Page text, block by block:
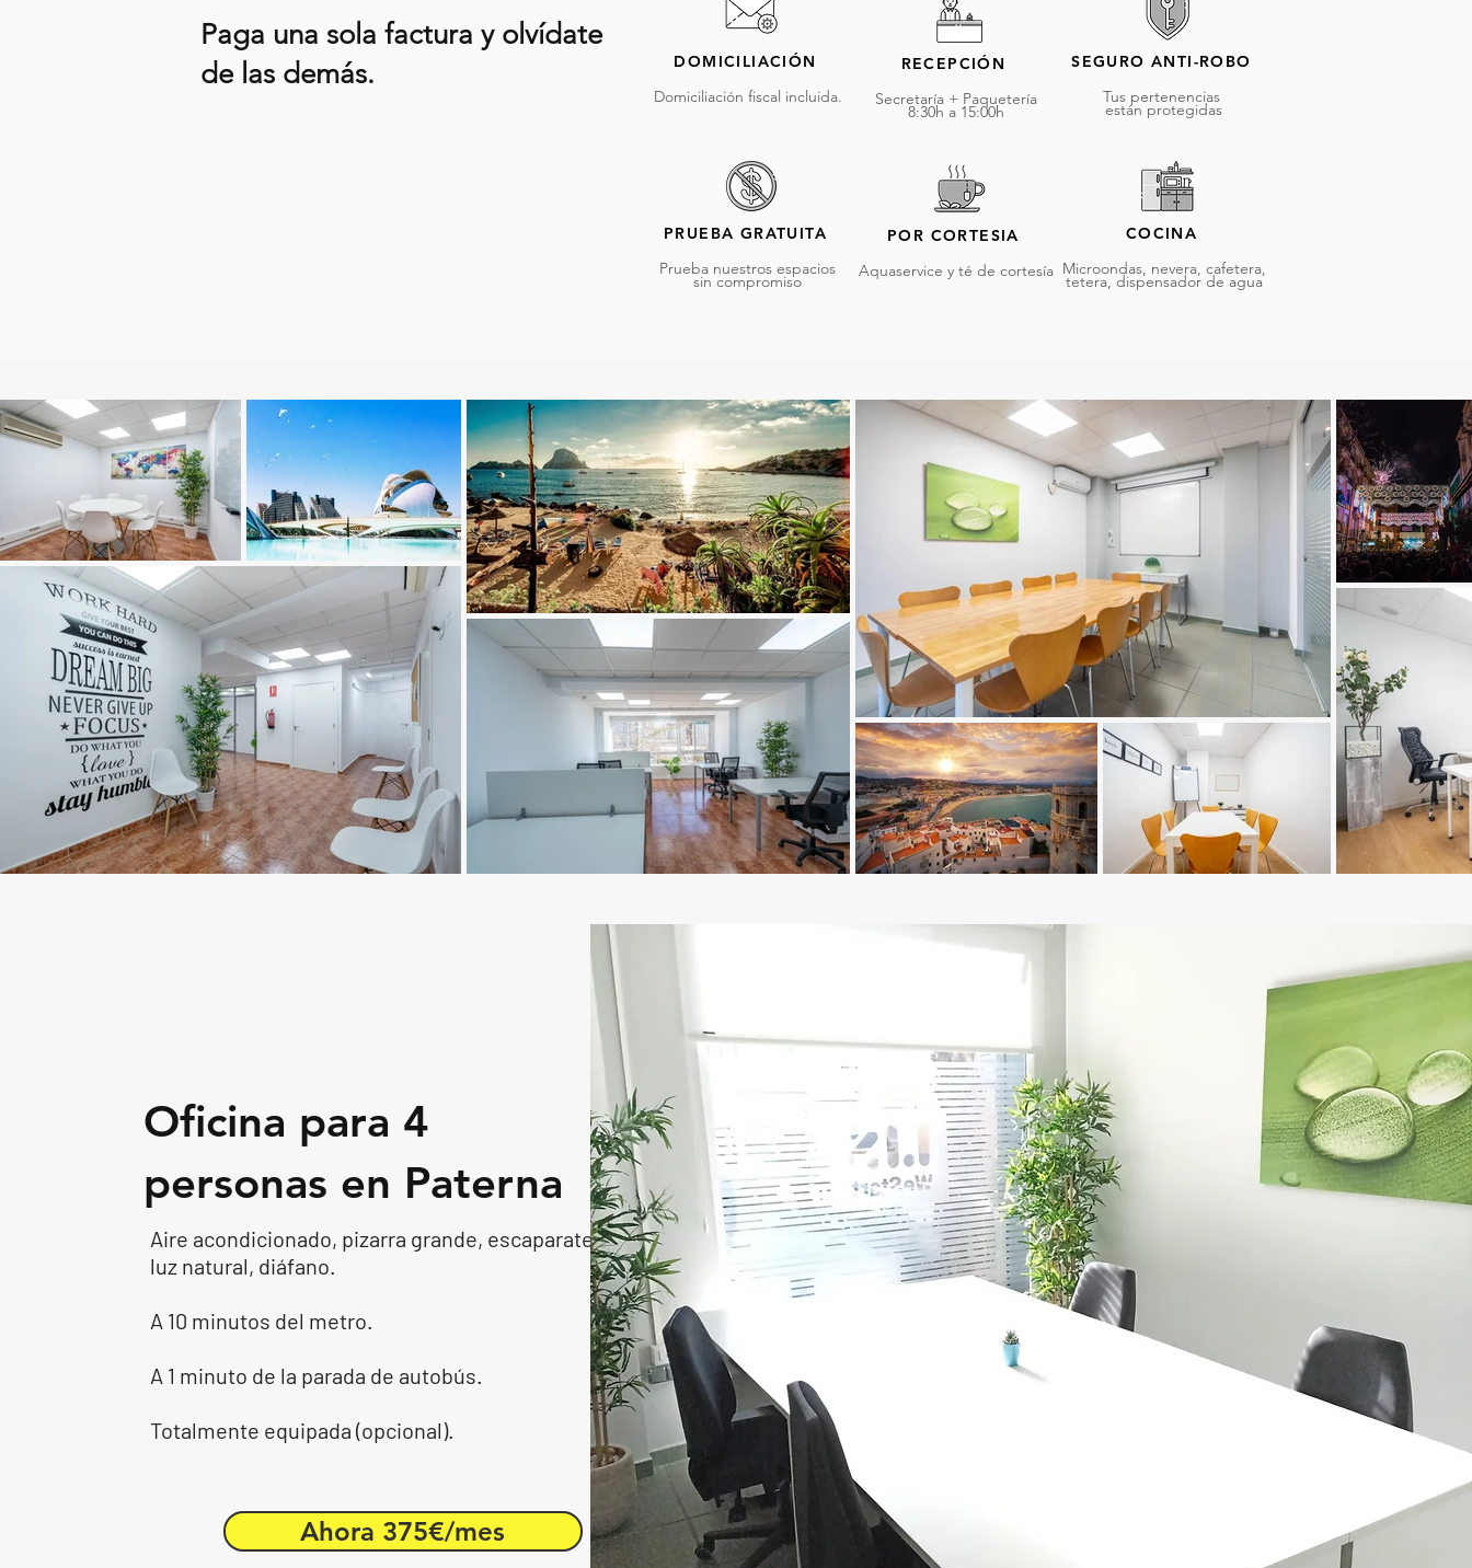
Paga una sola factura y olvídate
de las demás.
DOMICILIACIÓN
Domiciliación fiscal incluida.
PRUEBA GRATUITA
Prueba nuestros espacios
sin compromiso
RECEPCIÓN
Secretaría + Paquetería
8:30h a 15:00h
POR CORTESIA
Aquaservice y té de cortesía
SEGURO ANTI-ROBO
Tus pertenencias
están protegidas
COCINA
Microondas, nevera, cafetera,
tetera, dispensador de agua
Oficina para 4
personas en Paterna
Aire acondicionado, pizarra grande, escaparate,
luz natural, diáfano.
A 10 minutos del metro.
A 1 minuto de la parada de autobús.
Totalmente equipada (opcional).
Ahora 375€/mes